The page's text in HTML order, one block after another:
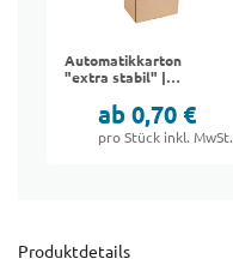
Automatikkarton
"extra stabil" |
ab 0,70 €
pro Stück inkl. MwSt.
Produktdetails